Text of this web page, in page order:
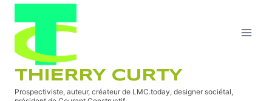
Aller
contenu
THIERRY CURTY
Prospectiviste, auteur, créateur de LMC.today, designer sociétal,